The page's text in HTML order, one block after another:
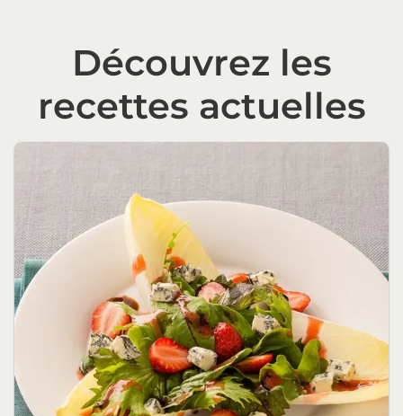
Découvrez les
recettes actuelles